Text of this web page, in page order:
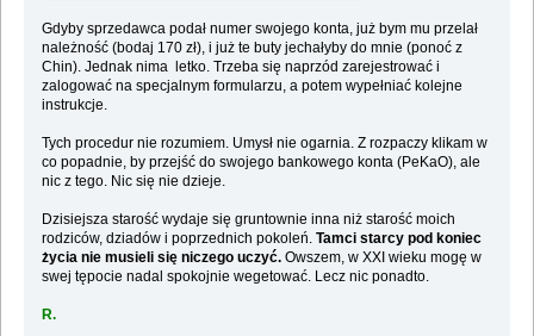
Gdyby sprzedawca podał numer swojego konta, już bym mu przelał
należność (bodaj 170 zł), i już te buty jechałyby do mnie (ponoć z
Chin). Jednak nima letko. Trzeba się naprzód zarejestrować i
zalogować na specjalnym formularzu, a potem wypełniać kolejne
instrukcje.
Tych procedur nie rozumiem. Umysł nie ogarnia. Z rozpaczy klikam w
co popadnie, by przejść do swojego bankowego konta (PeKaO), ale
nic z tego. Nic się nie dzieje.
Dzisiejsza starość wydaje się gruntownie inna niż starość moich
rodziców, dziadów i poprzednich pokoleń. Tamci starcy pod koniec
życia nie musieli się niczego uczyć.Owszem, w XXI wieku mogę w
swej tępocie nadal spokojnie wegetować. Lecz nic ponadto.
R.